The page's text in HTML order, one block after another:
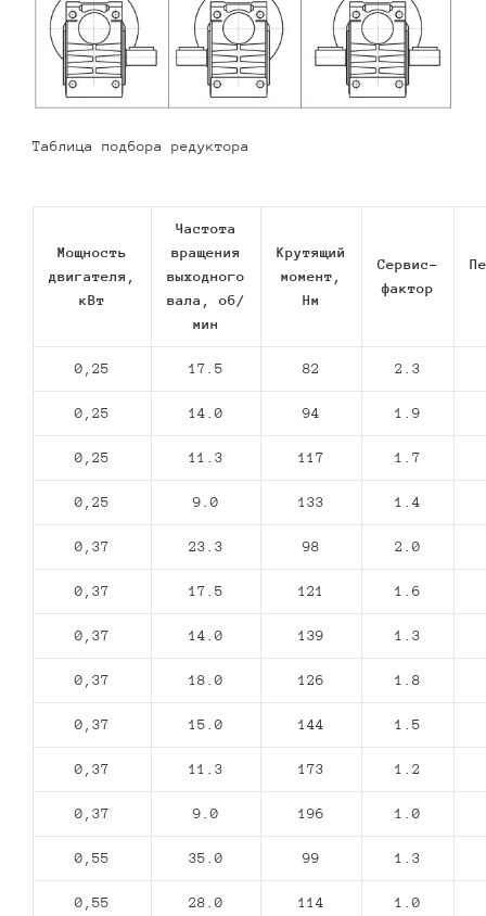
Таблица подбора редуктора
Мощность
двигателя,
кВт
Частота
вращения
выходного
вала, об/
мин
Крутящий
момент,
Нм
Сервис-
фактор
0,25 17.5 82 2.3
0,25 14.0 94 1.9
0,25 11.3 117 1.7
0,25 9.0 133 1.4
0,37 23.3 98 2.0
0,37 17.5 121 1.6
0,37 14.0 139 1.3
0,37 18.0 126 1.8
0,37 15.0 144 1.5
0,37 11.3 173 1.2
0,37 9.0 196 1.0
0,55 35.0 99 1.3
0,55 28.0 114 1.0